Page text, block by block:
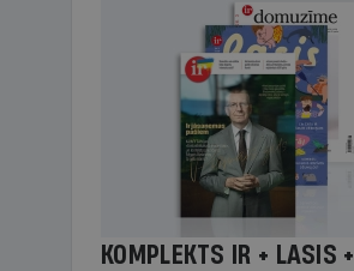
KOMPLEKTS IR + LASIS +